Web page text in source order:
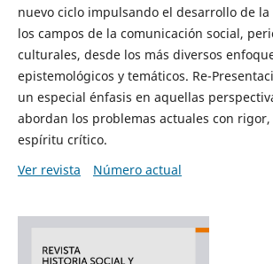
nuevo ciclo impulsando el desarrollo de
los campos de la comunicación social,
culturales, desde los más diversos
epistemológicos y temáticos. Re-
un especial énfasis en aquellas
abordan los problemas actuales con
espíritu crítico.
Ver revista
Número actual